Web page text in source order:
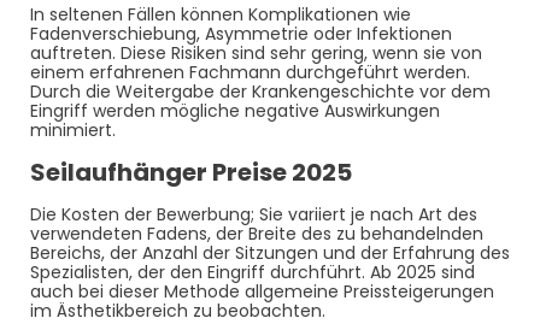
In seltenen Fällen können Komplikationen wie
Fadenverschiebung, Asymmetrie oder Infektionen
auftreten. Diese Risiken sind sehr gering, wenn sie von
einem erfahrenen Fachmann durchgeführt werden.
Durch die Weitergabe der Krankengeschichte vor dem
Eingriff werden mögliche negative Auswirkungen
minimiert.
Seilaufhänger Preise 2025
Die Kosten der Bewerbung; Sie variiert je nach Art des
verwendeten Fadens, der Breite des zu behandelnden
Bereichs, der Anzahl der Sitzungen und der Erfahrung des
Spezialisten, der den Eingriff durchführt. Ab 2025 sind
auch bei dieser Methode allgemeine Preissteigerungen
im Ästhetikbereich zu beobachten.